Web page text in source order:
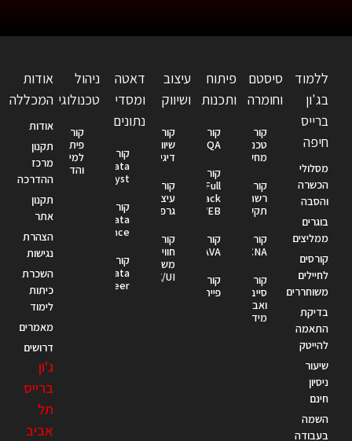
ללמוד
בג'ון
ברייס
חיפה
מסלולי
הכשרה
והסבה
בוגרים
ממליצים
קורסים
לחיילים
משוחררים
בדיקת
התאמה
להייטק
שיעור
ניסיון
חינם
השמה
בעבודה
סיסטם
וחומרה
קורס
טכנאי
מחשבים
קורס
רשתות
תקשורת
קורס
CCNA
קורס
סייבר
ואבטחת
מידע
פיתוח
ותכנות
קורס
QA
קורס
Full
Stack
WEB
קורס
JAVA
קורס
פייתון
עיצוב
ושיווק
קורס
שיווק
דיגיטלי
קורס
עיצוב
גרפי
קורס
חווית
משתמש
UX/UI
דאטה
ומסדי
נתונים
קורס
Data
Analyst
קורס
Data
Science
קורס
Data
Engineer
ניהול
טכנולוגי
קורס
פיתוח
למידה
והדרכה
אודות
המכללה
אודות
תקנון
מרכז
ההדרכה
תקנון
אתר
הצהרת
נגישות
השכרת
כיתות
לימוד
מאמרים
דרושים
ג'ון
ברייס
תל
אביב